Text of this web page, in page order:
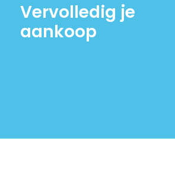
Vervolledig je
aankoop